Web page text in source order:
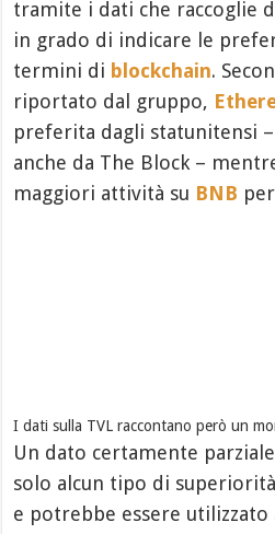
tramite i dati che raccoglie
in grado di indicare le
termini di blockchain.
riportato dal gruppo,
preferita dagli statunitensi
anche da The Block –
maggiori attività su BNB
I dati sulla TVL raccontano però un
Un dato certamente
solo alcun tipo di
e potrebbe essere utilizzato